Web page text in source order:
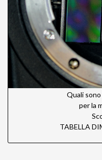
Quali
per la
TABELLA